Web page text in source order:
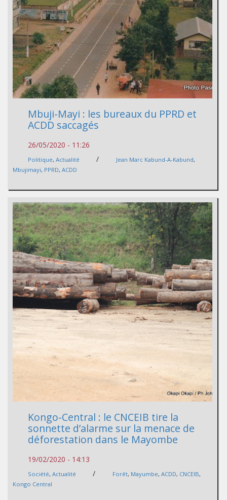
Mbuji-Mayi : les bureaux du PPRD et
ACDD saccagés
26/05/2020 - 11:26
Politique, Actualité / Jean Marc Kabund-A-Kabund,
Mbujimayi, PPRD, ACDD
Kongo-Central : le CNCEIB tire la
sonnette d’alarme sur la menace de
déforestation dans le Mayombe
19/02/2020 - 14:13
Société, Actualité / Forêt, Mayumbe, ACDD, CNCEIB,
Kongo Central